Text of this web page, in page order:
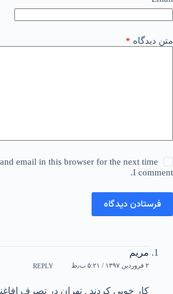
متن دیدگاه *
email in this browser for the next time
I comment.
فرستادن دیدگاه
مریم
۲ فروردین ۱۳۹۷ / ۵:۲۱ ب٫ظ REPLY
کار خوبی کردند . تهران در تصرف